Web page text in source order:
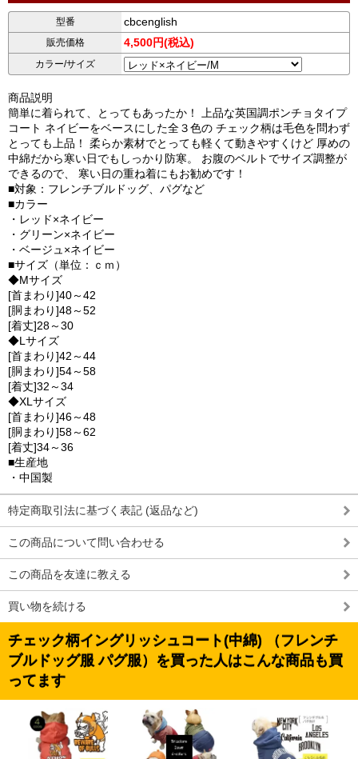
型番 cbcenglish
販売価格 4,500円(税込)
カラー/サイズ
商品説明
簡単に着られて、とってもあったか！ 上品な英国調ポンチョタイプ
コート ネイビーをベースにした全３色の チェック柄は毛色を問わず
とっても上品！ 柔らか素材でとっても軽くて動きやすくけど 厚めの
中綿だから寒い日でもしっかり防寒。 お腹のベルトでサイズ調整が
できるので、 寒い日の重ね着にもお勧めです！
■対象：フレンチブルドッグ、パグなど
■カラー
・レッド×ネイビー
・グリーン×ネイビー
・ベージュ×ネイビー
■サイズ（単位：ｃｍ）
◆Mサイズ
[首まわり]40～42
[胴まわり]48～52
[着丈]28～30
◆Lサイズ
[首まわり]42～44
[胴まわり]54～58
[着丈]32～34
◆XLサイズ
[首まわり]46～48
[胴まわり]58～62
[着丈]34～36
■生産地
・中国製
特定商取引法に基づく表記 (返品など)
この商品について問い合わせる
この商品を友達に教える
買い物を続ける
チェック柄イングリッシュコート(中綿) （フレンチ
ブルドッグ服 パグ服）を買った人はこんな商品も買
ってます